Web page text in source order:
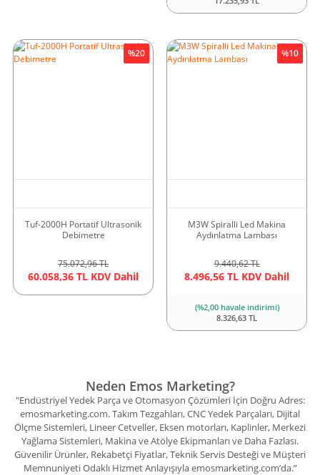
Tuf-2000H Portatif Ultrasonik
Debimetre
75.072,96 TL
60.058,36 TL KDV Dahil
%20
M3W Spiralli Led Makina
Aydınlatma Lambası
9.440,62 TL
8.496,56 TL KDV Dahil
%10
(%2,00 havale indirimi)
8.326,63 TL
Neden Emos Marketing?
"Endüstriyel Yedek Parça ve Otomasyon Çözümleri İçin Doğru Adres:
emosmarketing.com. Takım Tezgahları, CNC Yedek Parçaları, Dijital
Ölçme Sistemleri, Lineer Cetveller, Eksen motorları, Kaplinler, Merkezi
Yağlama Sistemleri, Makina ve Atölye Ekipmanları ve Daha Fazlası.
Güvenilir Ürünler, Rekabetçi Fiyatlar, Teknik Servis Desteği ve Müşteri
Memnuniyeti Odaklı Hizmet Anlayışıyla emosmarketing.com’da.”